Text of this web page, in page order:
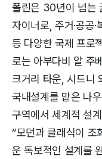
폴린은 30년이 넘는
자이너로, 주거·공공
등 다양한 국제 프로
로는 아부다비 알 주
크거리 타운, 시드니
국내설계를 맡은 나
구역에서 세계적 설
“모던과 클래식이 조
운 독보적인 설계를